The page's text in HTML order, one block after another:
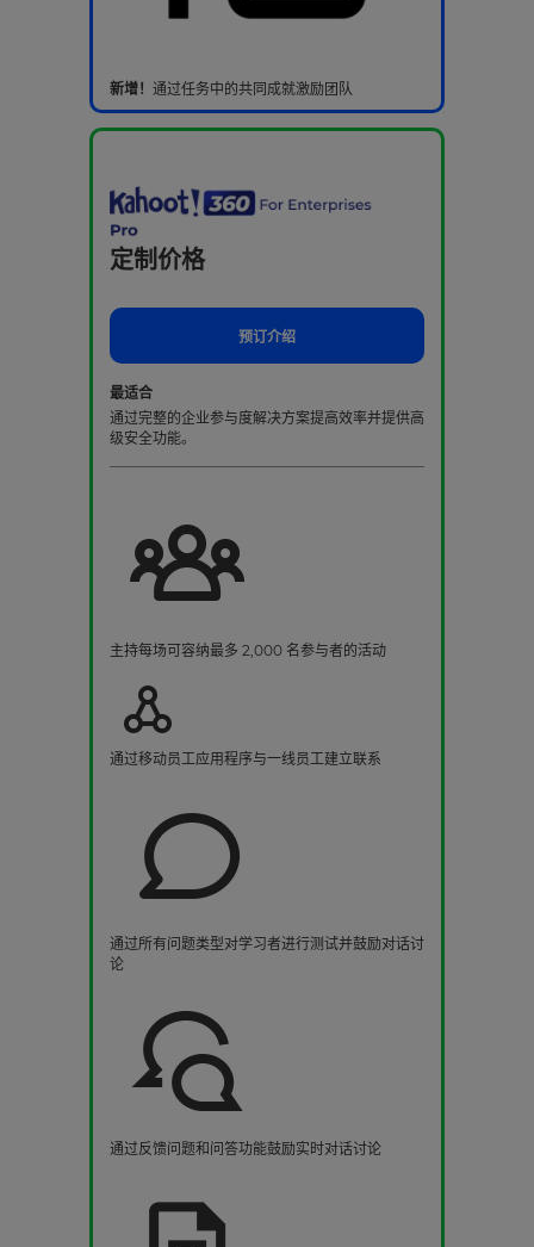
新增！ 通过任务中的共同成就激励团队
定制价格
预订介绍
最适合
通过完整的企业参与度解决方案提高效率并提供高
级安全功能。
主持每场可容纳最多 2,000 名参与者的活动
通过移动员工应用程序与一线员工建立联系
通过所有问题类型对学习者进行测试并鼓励对话讨
论
通过反馈问题和问答功能鼓励实时对话讨论